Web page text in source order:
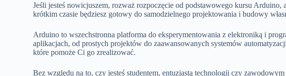
Jeśli jesteś nowicjuszem, rozważ rozpoczęcie od podstawowego kursu
krótkim czasie będziesz gotowy do samodzielnego projektowania i budowy
Arduino to wszechstronna platforma do eksperymentowania z elektroniką i
aplikacjach, od prostych projektów do zaawansowanych systemów
które pomoże Ci go zrealizować.
Bez względu na to, czy jesteś studentem, entuzjastą technologii czy